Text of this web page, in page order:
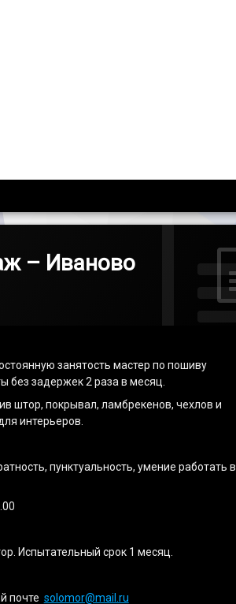
– Иваново
занятость мастер по пошиву
без задержек 2 раза в месяц.
штор, покрывал, ламбрекенов, чехлов и
интерьеров.
пунктуальность, умение работать в
Испытательный срок 1 месяц.
почте solomor@mail.ru